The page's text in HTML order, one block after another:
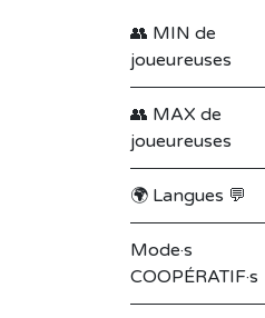
👥 MIN de
joueureuses
👥 MAX de
joueureuses
🌍 Langues 💬
Mode·s
COOPÉRATIF·s